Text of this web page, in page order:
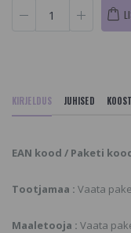
KIRJELDUS JUHISED
EAN kood / Paketi
Tootjamaa : Vaata
Maaletooja : Vaata